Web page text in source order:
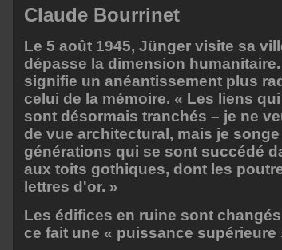
Claude Bourrinet
Le 5 août 1945, Jünger visite sa
dépasse la dimension
signifie un anéantissement plus
celui de la mémoire. « Les liens
sont désormais tranchés – je ne
de vue architectural, mais je
générations qui se sont succédé
aux toits gothiques, dont les
lettres d'or. »
Les édifices en ruine sont
ce fait une « puissance supérieure